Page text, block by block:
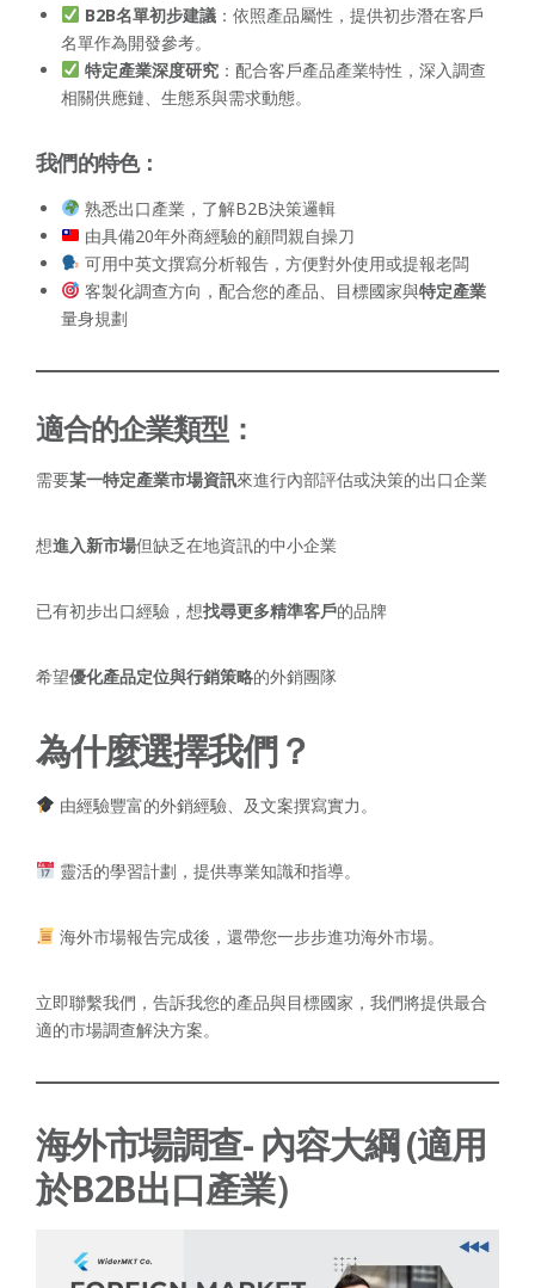
B2B名單初步建議：依照產品屬性，提供初步潛在客戶
名單作為開發參考。
特定產業深度研究：配合客戶產品產業特性，深入調查
相關供應鏈、生態系與需求動態。
我們的特色：
熟悉出口產業，了解B2B決策邏輯
由具備20年外商經驗的顧問親自操刀
可用中英文撰寫分析報告，方便對外使用或提報老闆
客製化調查方向，配合您的產品、目標國家與特定產業
量身規劃
適合的企業類型：
需要某一特定產業市場資訊來進行內部評估或決策的出口企業
想進入新市場但缺乏在地資訊的中小企業
已有初步出口經驗，想找尋更多精準客戶的品牌
希望優化產品定位與行銷策略的外銷團隊
為什麼選擇我們？
由經驗豐富的外銷經驗、及文案撰寫實力。
靈活的學習計劃，提供專業知識和指導。
海外市場報告完成後，還帶您一步步進功海外市場。
立即聯繫我們，告訴我您的產品與目標國家，我們將提供最合
適的市場調查解決方案。
海外市場調查- 內容大綱 (適用
於B2B出口產業）